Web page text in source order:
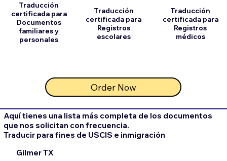
Traducción
certificada para
Documentos
familiares y
personales
Traducción
certificada para
Registros
escolares
Order Now
Traducción
certificada para
Registros
médicos
Aquí tienes una lista más completa de los documentos
que nos solicitan con frecuencia.
Traducir para fines de USCIS e inmigración
Gilmer TX